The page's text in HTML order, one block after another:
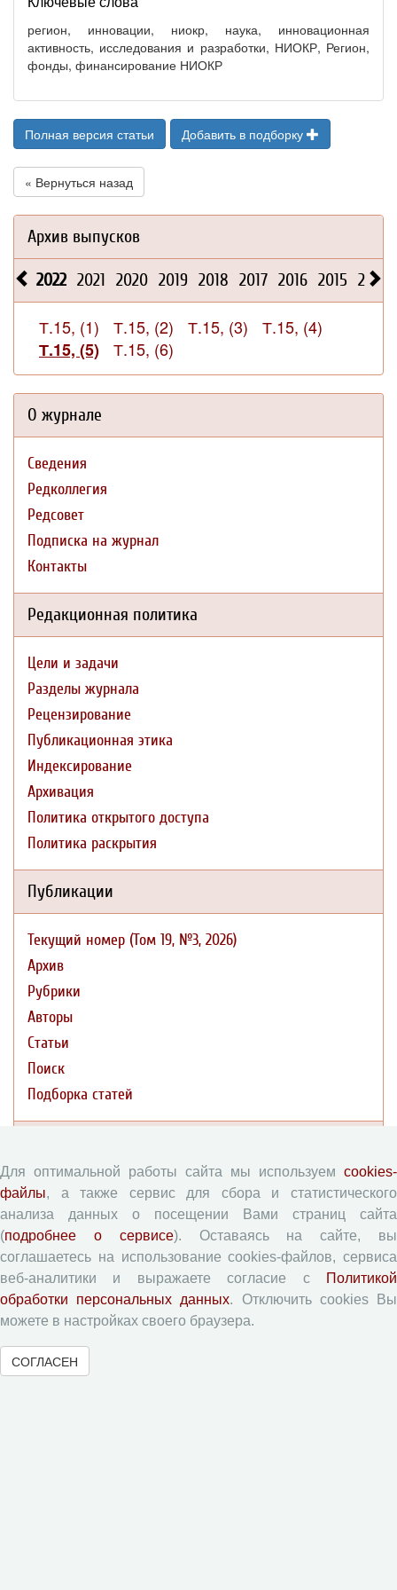
регион, инновации, ниокр, наука, инновационная
активность, исследования и разработки, НИОКР, Регион,
фонды, финансирование НИОКР
Полная версия статьи Добавить в подборку
« Вернуться назад
Архив выпусков
2022 2021 2020 2019 2018 2017 2016 2015 2014
Т.15, (1) Т.15, (2) Т.15, (3)
Т.15, (4)
Т.15, (5)
Т.15, (6)
О журнале
Сведения
Редколлегия
Редсовет
Подписка на журнал
Контакты
Редакционная политика
Цели и задачи
Разделы журнала
Рецензирование
Публикационная этика
Индексирование
Архивация
Политика открытого доступа
Политика раскрытия
Публикации
Текущий номер (Том 19, №3, 2026)
Архив
Рубрики
Авторы
Статьи
Поиск
Подборка статей
Правила для авторов
Типовой лицензионный договор
Согласие на обработку персональных данных
Приватность
Рецензентам
Для оптимальной работы сайта мы используем cookies-
файлы, а также сервис для сбора и статистического
анализа данных о посещении Вами страниц сайта
(подробнее о сервисе). Оставаясь на сайте, вы
соглашаетесь на использование cookies-файлов, сервиса
веб-аналитики и выражаете согласие с
Политикой
обработки персональных данных. Отключить cookies Вы
можете в настройках своего браузера.
СОГЛАСЕН